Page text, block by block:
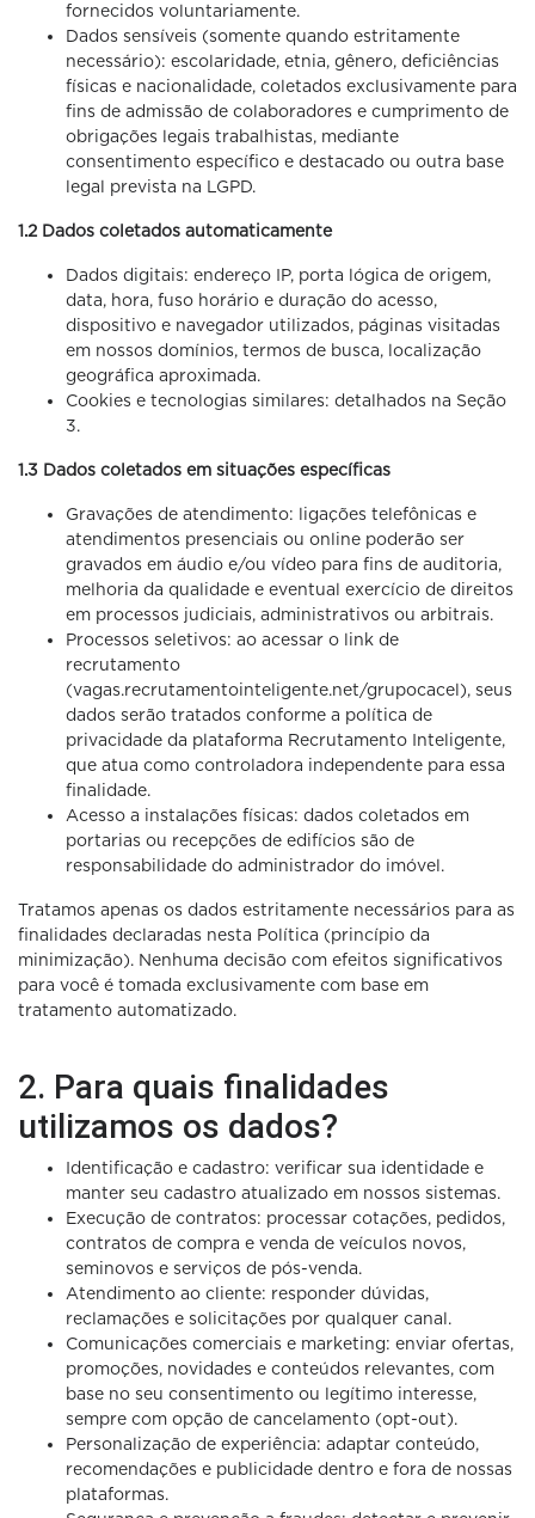
fornecidos voluntariamente.
Dados sensíveis (somente quando estritamente
necessário): escolaridade, etnia, gênero, deficiências
físicas e nacionalidade, coletados exclusivamente para
fins de admissão de colaboradores e cumprimento de
obrigações legais trabalhistas, mediante
consentimento específico e destacado ou outra base
legal prevista na LGPD.
1.2 Dados coletados automaticamente
Dados digitais: endereço IP, porta lógica de origem,
data, hora, fuso horário e duração do acesso,
dispositivo e navegador utilizados, páginas visitadas
em nossos domínios, termos de busca, localização
geográfica aproximada.
Cookies e tecnologias similares: detalhados na Seção
3.
1.3 Dados coletados em situações específicas
Gravações de atendimento: ligações telefônicas e
atendimentos presenciais ou online poderão ser
gravados em áudio e/ou vídeo para fins de auditoria,
melhoria da qualidade e eventual exercício de direitos
em processos judiciais, administrativos ou arbitrais.
Processos seletivos: ao acessar o link de
recrutamento
(vagas.recrutamentointeligente.net/grupocacel), seus
dados serão tratados conforme a política de
privacidade da plataforma Recrutamento Inteligente,
que atua como controladora independente para essa
finalidade.
Acesso a instalações físicas: dados coletados em
portarias ou recepções de edifícios são de
responsabilidade do administrador do imóvel.
Tratamos apenas os dados estritamente necessários para as
finalidades declaradas nesta Política (princípio da
minimização). Nenhuma decisão com efeitos significativos
para você é tomada exclusivamente com base em
tratamento automatizado.
2. Para quais finalidades
utilizamos os dados?
Identificação e cadastro: verificar sua identidade e
manter seu cadastro atualizado em nossos sistemas.
Execução de contratos: processar cotações, pedidos,
contratos de compra e venda de veículos novos,
seminovos e serviços de pós-venda.
Atendimento ao cliente: responder dúvidas,
reclamações e solicitações por qualquer canal.
Comunicações comerciais e marketing: enviar ofertas,
promoções, novidades e conteúdos relevantes, com
base no seu consentimento ou legítimo interesse,
sempre com opção de cancelamento (opt-out).
Personalização de experiência: adaptar conteúdo,
recomendações e publicidade dentro e fora de nossas
plataformas.